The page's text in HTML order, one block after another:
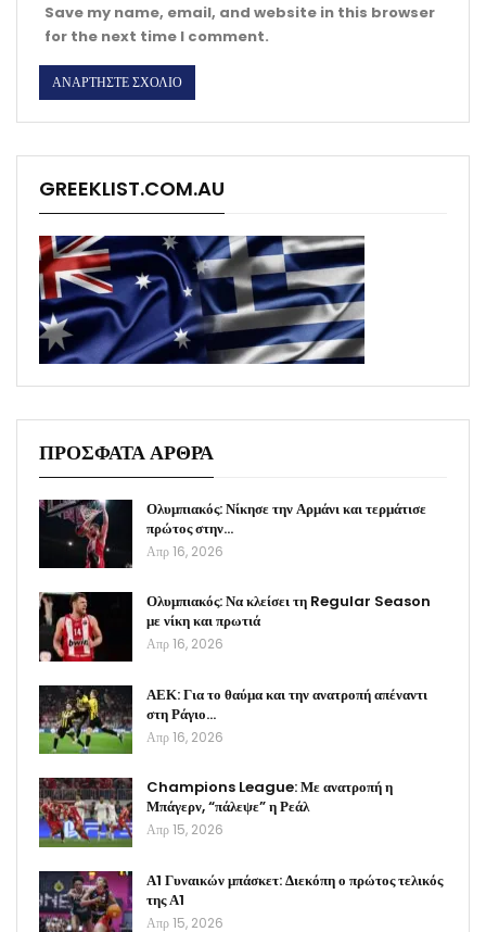
Save my name, email, and website in this browser
for the next time I comment.
GREEKLIST.COM.AU
ΠΡΟΣΦΑΤΑ ΑΡΘΡΑ
Ολυμπιακός: Νίκησε την Αρμάνι και τερμάτισε
πρώτος στην…
Απρ 16, 2026
Ολυμπιακός: Να κλείσει τη Regular Season
με νίκη και πρωτιά
Απρ 16, 2026
ΑΕΚ: Για το θαύμα και την ανατροπή απέναντι
στη Ράγιο…
Απρ 16, 2026
Champions League: Με ανατροπή η
Μπάγερν, “πάλεψε” η Ρεάλ
Απρ 15, 2026
Α1 Γυναικών μπάσκετ: Διεκόπη ο πρώτος τελικός
της Α1
Απρ 15, 2026